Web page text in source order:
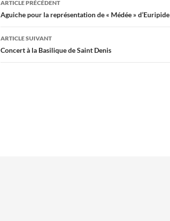
des
articles
ARTICLE PRÉCÉDENT
Aguiche pour la représentation de « Médée » d’Euripide
ARTICLE SUIVANT
Concert à la Basilique de Saint Denis